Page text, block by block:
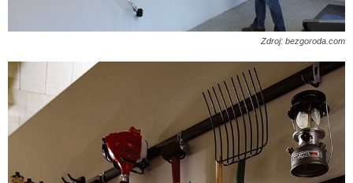
Zdroj: bezgoroda.com